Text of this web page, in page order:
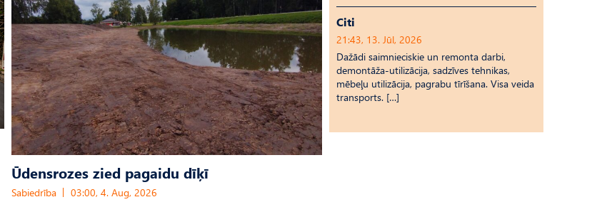
Ūdensrozes zied pagaidu dīķī
Sabiedrība 03:00, 4. Aug, 2026
Citi
21:43, 13. Jūl, 2026
Dažādi saimnieciskie un remonta darbi,
demontāža-utilizācija, sadzīves tehnikas,
mēbeļu utilizācija, pagrabu tīrīšana. Visa veida
transports. […]